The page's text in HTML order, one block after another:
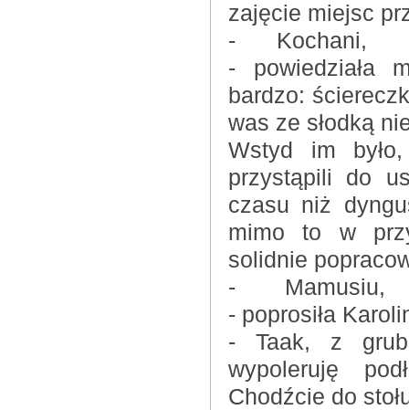
zajęcie miejsc
- Kochani,
- powiedziała
bardzo:
was ze słodką
Wstyd im
przystąpili do
czasu niż
mimo to w
solidnie
- Mamusiu,
- poprosiła
- Taak, z
wypoleruję
Chodźcie do